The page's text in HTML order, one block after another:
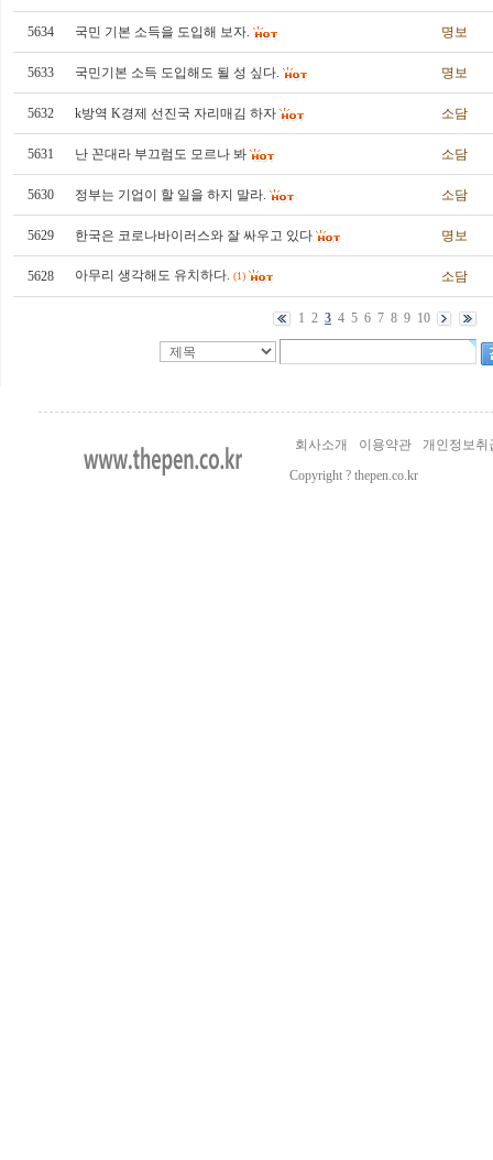
5634 국민 기본 소득을 도입해 보자. 명보
5633 국민기본 소득 도입해도 될 성 싶다. 명보
5632 k방역 K경제 선진국 자리매김 하자 소담
5631 난 꼰대라 부끄럼도 모르나 봐 소담
5630 정부는 기업이 할 일을 하지 말라. 소담
5629 한국은 코로나바이러스와 잘 싸우고 있다 명보
5628 아무리 생각해도 유치하다. (1) 소담
1 2 3 4 5 6 7 8 9 10
회사소개 이용약관
개인정보취
Copyright ? thepen.co.kr